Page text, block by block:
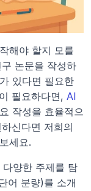
해야 할지 모를
논문을 작성하
있다면 필요한
필요하다면, AI
작성을 효율적으
세요.
양한 주제를 탐
어 분량)를 소개